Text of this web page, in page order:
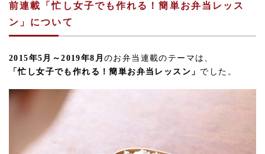
前連載「忙し女子でも作れる！簡単お弁当レッス
ン」について
2015年5月～2019年8月 のお弁当連載のテーマは、
「忙し女子でも作れる！簡単お弁当レッスン」 でした。